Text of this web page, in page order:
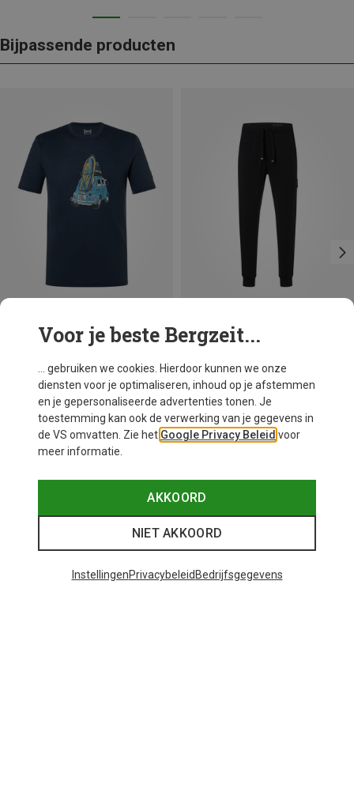
Bijpassende producten
Je bespaart 53% Je bespaart 16%
Voor je beste Bergzeit...
... gebruiken we cookies. Hierdoor kunnen we onze
diensten voor je optimaliseren, inhoud op je afstemmen
en je gepersonaliseerde advertenties tonen. Je
toestemming kan ook de verwerking van je gegevens in
de VS omvatten. Zie het Google Privacy Beleid voor
meer informatie.
AKKOORD
NIET AKKOORD
InstellingenPrivacybeleid Bedrijfsgegevens